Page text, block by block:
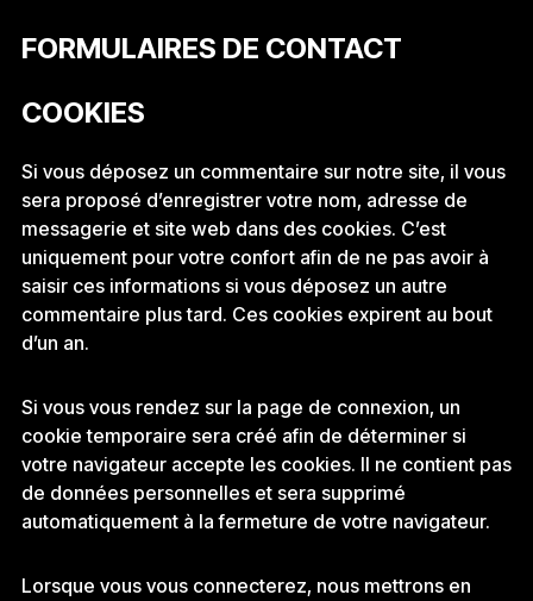
FORMULAIRES DE CONTACT
COOKIES
Si vous déposez un commentaire sur notre site, il vous
sera proposé d’enregistrer votre nom, adresse de
messagerie et site web dans des cookies. C’est
uniquement pour votre confort afin de ne pas avoir à
saisir ces informations si vous déposez un autre
commentaire plus tard. Ces cookies expirent au bout
d’un an.
Si vous vous rendez sur la page de connexion, un
cookie temporaire sera créé afin de déterminer si
votre navigateur accepte les cookies. Il ne contient pas
de données personnelles et sera supprimé
automatiquement à la fermeture de votre navigateur.
Lorsque vous vous connecterez, nous mettrons en